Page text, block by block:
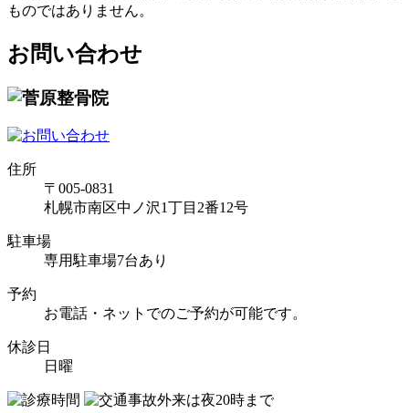
ものではありません。
お問い合わせ
住所
〒005-0831
札幌市南区中ノ沢1丁目2番12号
駐車場
専用駐車場7台あり
予約
お電話・ネットでのご予約が可能です。
休診日
日曜